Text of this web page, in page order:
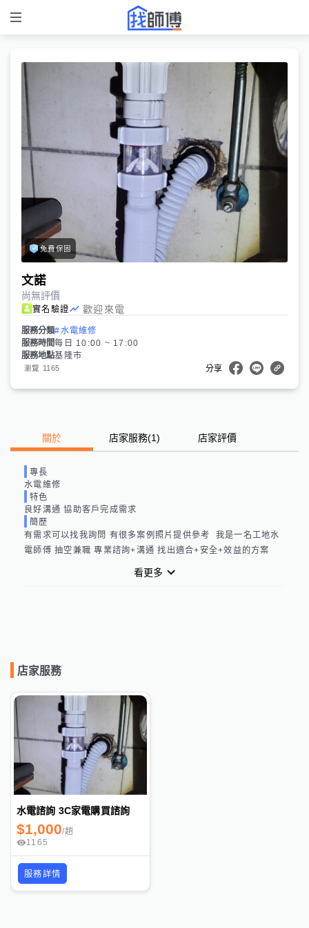
免費保固
文諾
尚無評價
實名驗證 歡迎來電
服務分類#水電維修
服務時間每日 10:00 ~ 17:00
服務地點基隆市
瀏覽 1165 分享
關於 店家服務(1) 店家評價
專長
水電維修
特色
良好溝通 協助客戶完成需求
簡歷
有需求可以找我詢問 有很多案例照片提供參考  我是一名工地水
電師傅 抽空兼職 專業諮詢+溝通 找出適合+安全+效益的方案
看更多
店家服務
水電諮詢 3C家電購買諮詢
$1,000/趟
1165
服務詳情